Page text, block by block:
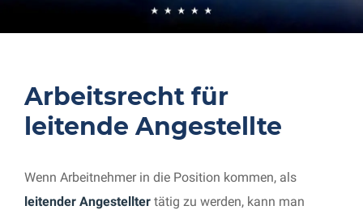
Arbeitsrecht für
leitende Angestellte
Wenn Arbeitnehmer in die Position kommen, als
leitender Angestellter tätig zu werden, kann man